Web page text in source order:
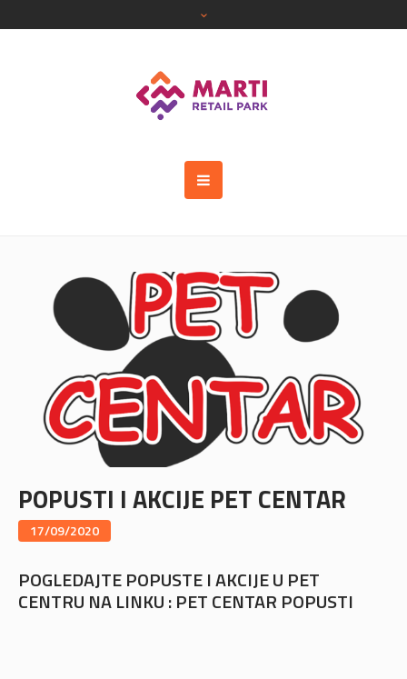
POPUSTI I AKCIJE PET CENTAR
17/09/2020
POGLEDAJTE POPUSTE I AKCIJE U PET
CENTRU NA LINKU :PET CENTAR POPUSTI